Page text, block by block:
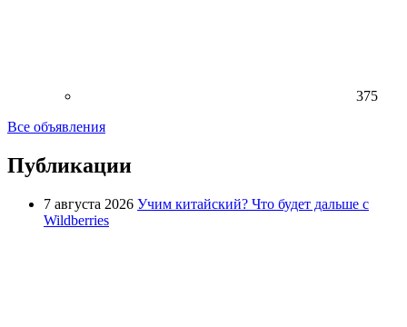
375
Все объявления
Публикации
7 августа 2026 Учим китайский? Что будет дальше с
Wildberries